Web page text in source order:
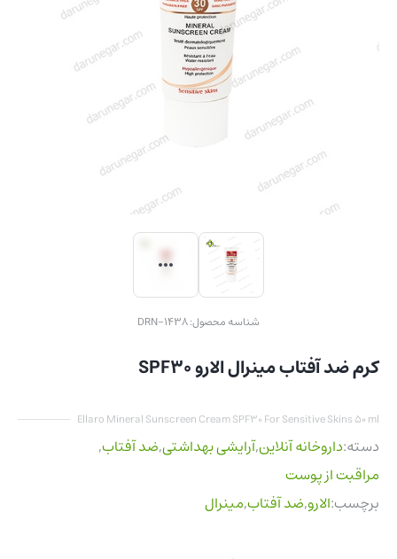
شناسه محصول:DRN-1438
کرم ضد آفتاب مینرال الارو SPF30
Ellaro Mineral Sunscreen Cream SPF30 For Sensitive Skins 50 ml
دسته:داروخانه آنلاین,آرایشی بهداشتی,ضد آفتاب,
مراقبت از پوست
برچسب:الارو,ضد آفتاب,مینرال